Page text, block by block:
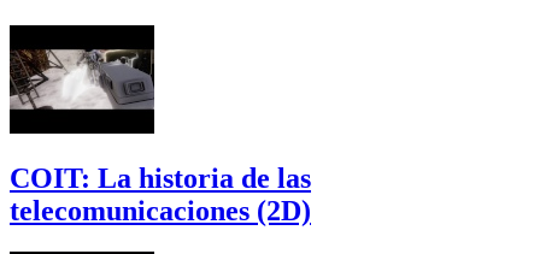
COIT: La historia de las
telecomunicaciones (2D)